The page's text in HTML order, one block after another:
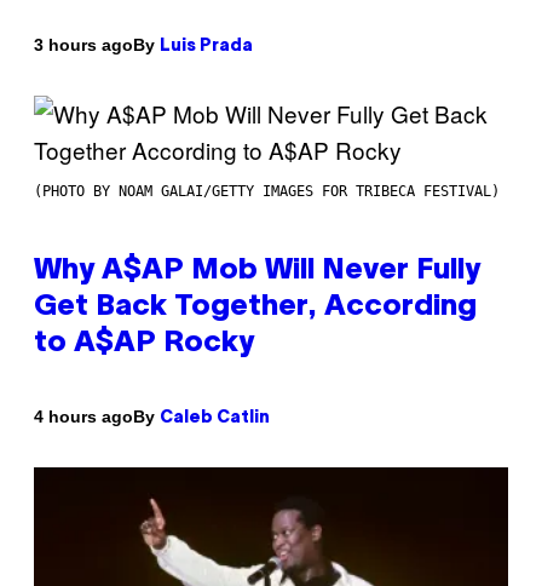
3 hours agoBy Luis Prada
(PHOTO BY NOAM GALAI/GETTY IMAGES FOR TRIBECA FESTIVAL)
Why A$AP Mob Will Never Fully
Get Back Together, According
to A$AP Rocky
4 hours agoBy Caleb Catlin